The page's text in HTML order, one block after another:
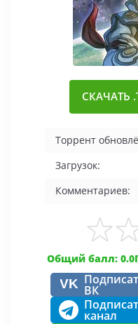
СКАЧАТЬ
Торрент
Загрузок:
Комментариев:
Общий балл: 0.0
VK ВК
канал